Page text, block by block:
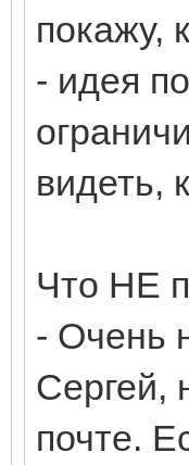
покажу,
- идея
видеть,
Что НЕ
- Очень
Сергей,
почте.